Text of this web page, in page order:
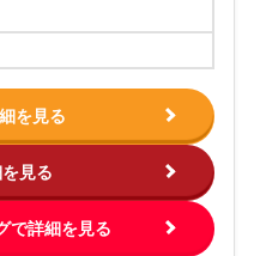
を見る
見る
で詳細を見る